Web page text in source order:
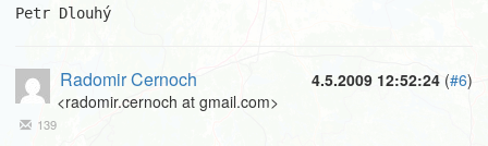
Petr Dlouhý
4.5.2009 12:52:24 (#6)
Radomir Cernoch
<radomir.cernoch at gmail.com>
139